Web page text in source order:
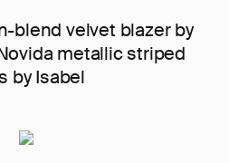
blend velvet blazer by
metallic striped
by Isabel